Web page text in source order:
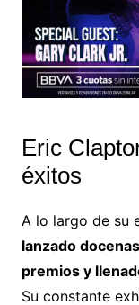
Eric
éxitos
A lo largo de su
lanzado
premios y
Su constante